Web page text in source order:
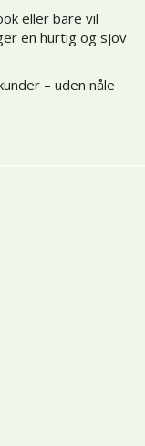
eller bare vil
en hurtig og sjov
– uden nåle